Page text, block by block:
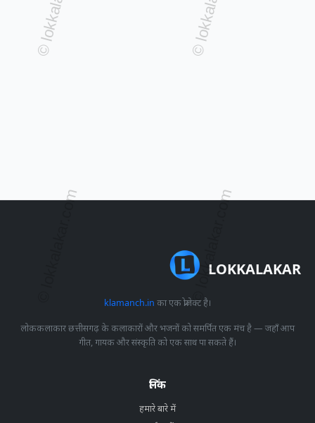
LOKKALAKAR
klamanch.in का एक प्रोजेक्ट है।
लोककलाकार छत्तीसगढ़ के कलाकारों और भजनों को समर्पित एक मंच है — जहाँ आप
गीत, गायक और संस्कृति को एक साथ पा सकते हैं।
लिंक
हमारे बारे में